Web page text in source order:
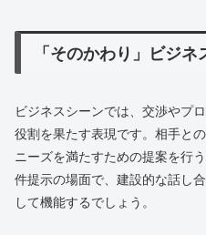
「そのかわり」ビジ
ビジネスシーンでは、交渉やプ
役割を果たす表現です。相手と
ニーズを満たすための提案を行
件提示の場面で、建設的な話し
して機能するでしょう。